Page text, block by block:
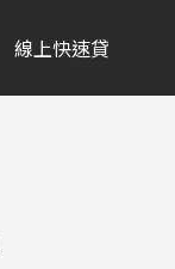
線上快速貸